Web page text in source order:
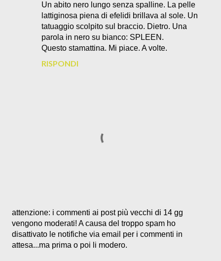
Un abito nero lungo senza spalline. La pelle
lattiginosa piena di efelidi brillava al sole. Un
tatuaggio scolpito sul braccio. Dietro. Una
parola in nero su bianco: SPLEEN.
Questo stamattina. Mi piace. A volte.
RISPONDI
P
o
s
t
attenzione: i commenti ai post più vecchi di 14 gg
vengono moderati! A causa del troppo spam ho
disattivato le notifiche via email per i commenti in
attesa...ma prima o poi li modero.